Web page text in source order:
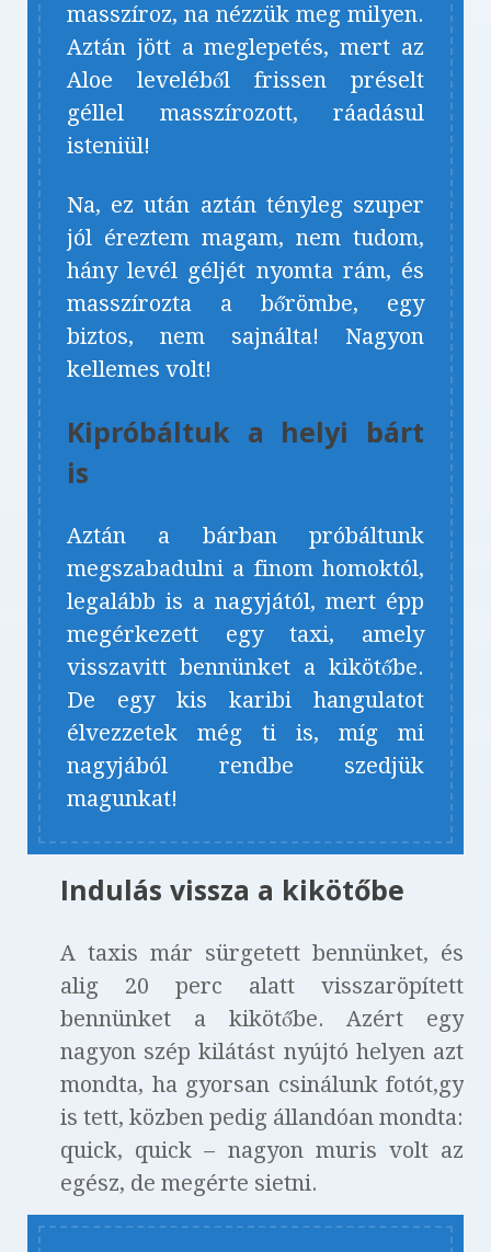
masszíroz, na nézzük meg milyen.
Aztán jött a meglepetés, mert az
Aloe leveléből frissen préselt
géllel masszírozott, ráadásul
isteniül!
Na, ez után aztán tényleg szuper
jól éreztem magam, nem tudom,
hány levél géljét nyomta rám, és
masszírozta a bőrömbe, egy
biztos, nem sajnálta! Nagyon
kellemes volt!
Kipróbáltuk a helyi bárt
is
Aztán a bárban próbáltunk
megszabadulni a finom homoktól,
legalább is a nagyjától, mert épp
megérkezett egy taxi, amely
visszavitt bennünket a kikötőbe.
De egy kis karibi hangulatot
élvezzetek még ti is, míg mi
nagyjából rendbe szedjük
magunkat!
Indulás vissza a kikötőbe
A taxis már sürgetett bennünket, és
alig 20 perc alatt visszaröpített
bennünket a kikötőbe. Azért egy
nagyon szép kilátást nyújtó helyen azt
mondta, ha gyorsan csinálunk fotót,gy
is tett, közben pedig állandóan mondta:
quick, quick – nagyon muris volt az
egész, de megérte sietni.